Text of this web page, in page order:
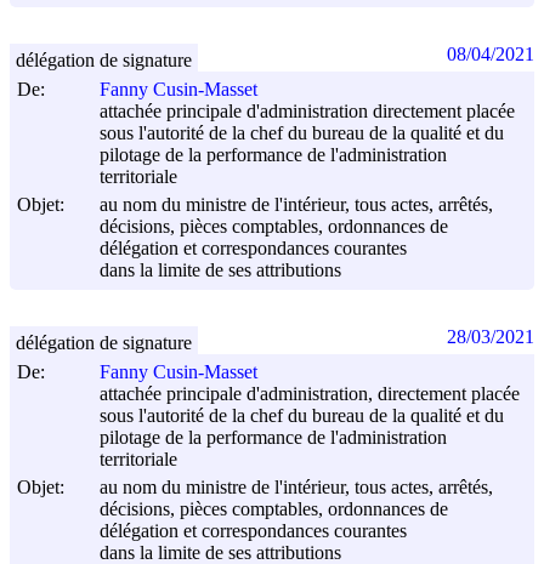
De:
Fanny Cusin-Masset
attachée principale d'administration directement placée
sous l'autorité de la chef du bureau de la qualité et du
pilotage de la performance de l'administration
territoriale
Objet:
au nom du ministre de l'intérieur, tous actes, arrêtés,
décisions, pièces comptables, ordonnances de
délégation et correspondances courantes
dans la limite de ses attributions
délégation de signature 08/04/2021
De:
Fanny Cusin-Masset
attachée principale d'administration, directement placée
sous l'autorité de la chef du bureau de la qualité et du
pilotage de la performance de l'administration
territoriale
Objet:
au nom du ministre de l'intérieur, tous actes, arrêtés,
décisions, pièces comptables, ordonnances de
délégation et correspondances courantes
dans la limite de ses attributions
délégation de signature 28/03/2021